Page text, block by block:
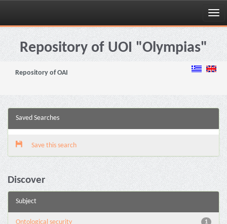
Skip
navigationRepository of UOI "Olympias"
Repository of OAI
Saved Searches
Save this search
Discover
Subject
1
Ontological security